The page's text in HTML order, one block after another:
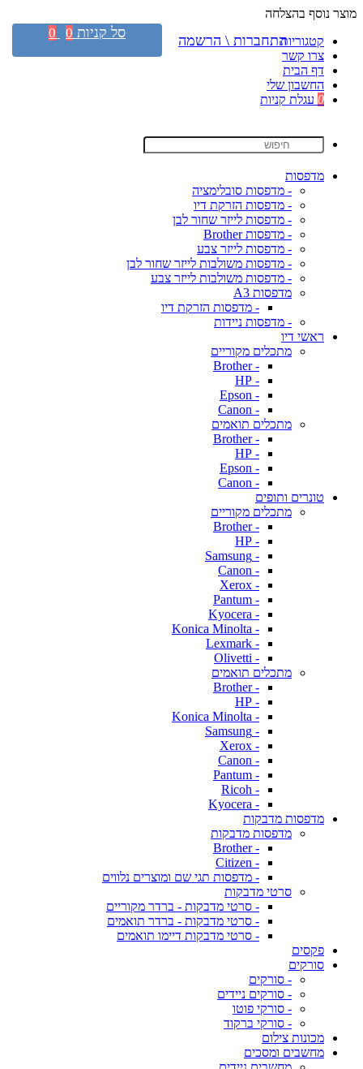
מוצר נוסף בהצלחה
קטגוריות
צרו קשר
דף הבית
החשבון שלי
0 עגלת קניות
מדפסות
- מדפסות סובלימציה
- מדפסות הזרקת דיו
- מדפסות לייזר שחור לבן
- מדפסות Brother
- מדפסות לייזר צבע
- מדפסות משולבות לייזר שחור לבן
- מדפסות משולבות לייזר צבע
מדפסות A3
- מדפסות הזרקת דיו
- מדפסות ניידות
ראשי דיו
מתכלים מקוריים
- Brother
- HP
- Epson
- Canon
מתכלים תואמים
- Brother
- HP
- Epson
- Canon
טונרים ותופים
מתכלים מקוריים
- Brother
- HP
- Samsung
- Canon
- Xerox
- Pantum
- Kyocera
- Konica Minolta
- Lexmark
- Olivetti
מתכלים תואמים
- Brother
- HP
- Konica Minolta
- Samsung
- Xerox
- Canon
- Pantum
- Ricoh
- Kyocera
מדפסות מדבקות
מדפסות מדבקות
- Brother
- Citizen
- מדפסות תגי שם ומוצרים נלווים
סרטי מדבקות
- סרטי מדבקות - ברדר מקוריים
- סרטי מדבקות - ברדר תואמים
- סרטי מדבקות דיימו תואמים
פקסים
סורקים
- סורקים
- סורקים ניידים
- סורקי פוטו
- סורקי ברקוד
מכונות צילום
מחשבים ומסכים
התחברות \ הרשמה סל קניות 0
0